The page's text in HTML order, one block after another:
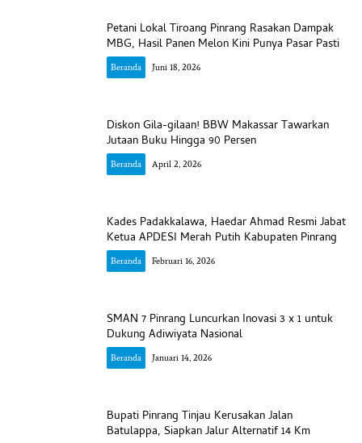
Petani Lokal Tiroang Pinrang Rasakan Dampak
MBG, Hasil Panen Melon Kini Punya Pasar Pasti
Beranda Juni 18, 2026
Diskon Gila-gilaan! BBW Makassar Tawarkan
Jutaan Buku Hingga 90 Persen
Beranda April 2, 2026
Kades Padakkalawa, Haedar Ahmad Resmi Jabat
Ketua APDESI Merah Putih Kabupaten Pinrang
Beranda Februari 16, 2026
SMAN 7 Pinrang Luncurkan Inovasi 3 x 1 untuk
Dukung Adiwiyata Nasional
Beranda Januari 14, 2026
Bupati Pinrang Tinjau Kerusakan Jalan
Batulappa, Siapkan Jalur Alternatif 14 Km